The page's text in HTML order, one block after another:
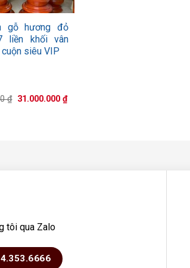
gỗ hương đỏ
liền khối vân
siêu VIP
₫ Giá
31.000.000 ₫Giá
hiện
tôi qua Zalo